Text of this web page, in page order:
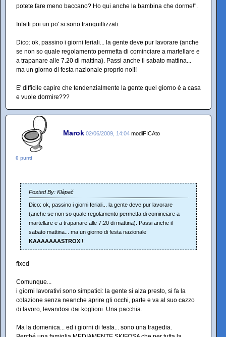
potete fare meno baccano? Ho qui anche la bambina che dorme!".
Infatti poi un po' si sono tranquillizzati.
Dico: ok, passino i giorni feriali... la gente deve pur lavorare (anche
se non so quale regolamento permetta di cominciare a martellare e
a trapanare alle 7.20 di mattina). Passi anche il sabato mattina...
ma un giorno di festa nazionale proprio no!!!
E' difficile capire che tendenzialmente la gente quel giorno è a casa
e vuole dormire???
Marok 02/06/2009, 14:04 modiFICAto
0 punti
Posted By: Klàpač
Dico: ok, passino i giorni feriali... la gente deve pur lavorare
(anche se non so quale regolamento permetta di cominciare a
martellare e a trapanare alle 7.20 di mattina). Passi anche il
sabato mattina... ma un giorno di festa nazionale
KAAAAAAASTROX!!!
fixed
Comunque...
i giorni lavorativi sono simpatici: la gente si alza presto, si fa la
colazione senza neanche aprire gli occhi, parte e va al suo cazzo
di lavoro, levandosi dai koglioni. Una pacchia.
Ma la domenica... ed i giorni di festa... sono una tragedia.